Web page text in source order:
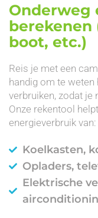
Onderweg
berekenen
boot, etc.)
Reis je met een
handig om te weten
verbruiken, zodat je
Onze rekentool
energieverbruik van:
Koelkasten,
Opladers,
Elektrische